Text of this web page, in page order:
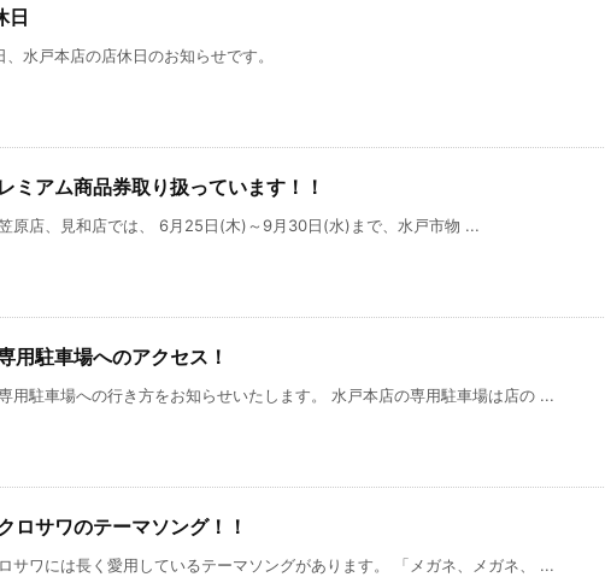
日
水戸本店の店休日のお知らせです。
ミアム商品券取り扱っています！！
原店、見和店では、 6月25日(木)～9月30日(水)まで、水戸市物 ...
用駐車場へのアクセス！
用駐車場への行き方をお知らせいたします。 水戸本店の専用駐車場は店の ...
ロサワのテーマソング！！
サワには長く愛用しているテーマソングがあります。 「メガネ、メガネ、 ...